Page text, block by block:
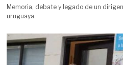
Memoria, debate y legado de un
uruguaya.